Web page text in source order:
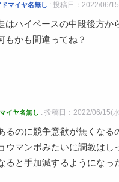
ドマイヤ名無し : 投稿日：2022/06/
はハイペースの中段後方か
もかも間違ってね？
イヤ名無し : 投稿日：2022/06/15(
るのに競争意欲が無くなる
ウマンボみたいに調教はし
ると手加減するようになっ